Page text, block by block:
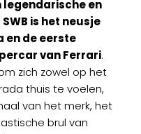
legendarische en
is het neusje
en de eerste
van Ferrari.
zich zowel op het
thuis te voelen,
van het merk, het
brul van